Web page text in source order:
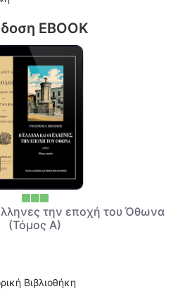
EBOOK
την εποχή του Όθωνα
(Τόμος Α)
Βιβλιοθήκη